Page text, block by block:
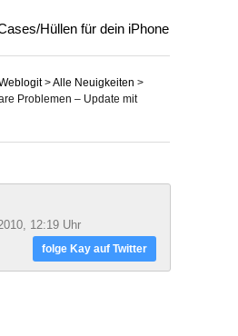
Hüllen für dein iPhone
>Alle Neuigkeiten >
Problemen – Update mit
12:19 Uhr
folge Kay auf Twitter